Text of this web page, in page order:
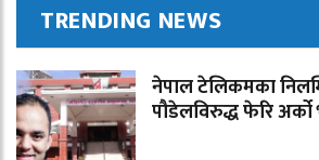
TRENDING NEWS
नेपाल टेलिकमका
पौडेलविरुद्ध फेरि अर्को